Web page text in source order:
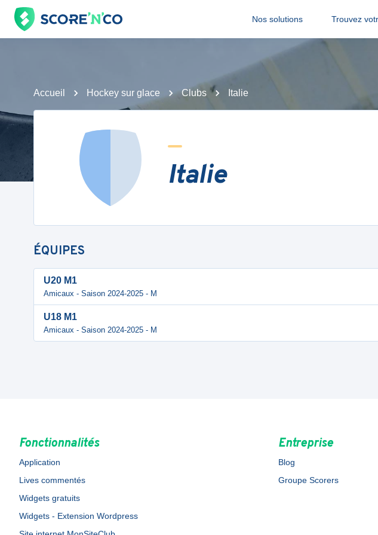
Nos solutions Trouvez
Accueil Hockey sur glace Clubs Italie
Italie
ÉQUIPES
U20 M1
Amicaux - Saison 2024-2025 - M
U18 M1
Amicaux - Saison 2024-2025 - M
Fonctionnalités
Application
Lives commentés
Widgets gratuits
Widgets - Extension Wordpress
Entreprise
Blog
Groupe Scorers